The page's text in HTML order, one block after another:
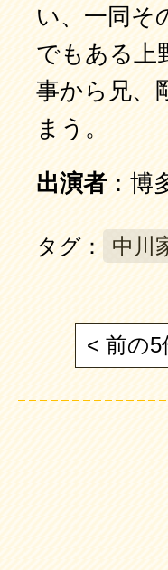
い、一同そ
でもある上
事から兄、
まう。
出演者 ：博
タグ： 中川
< 前の5